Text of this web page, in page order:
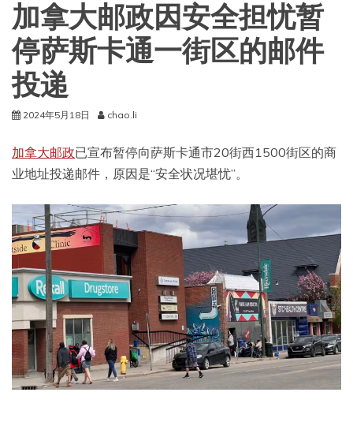
加拿大邮政因安全担忧暂
停萨斯卡通一街区的邮件
投递
2024年5月18日 chao.li
加拿大邮政已宣布暂停向萨斯卡通市20街西1500街区的商
业地址投递邮件，原因是“安全状况堪忧”。